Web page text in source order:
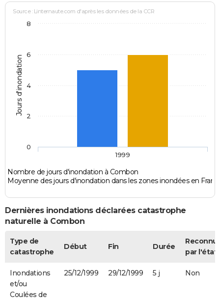
Jours d'inondation
Source : Linternaute.com d'après les données de la CCR
Nombre de jours d'inondation à Combon
Moyenne des jours d'inondation dans les zones inondées en
1999
0
2
4
6
8
Dernières inondations déclarées catastrophe
naturelle à Combon
Type de
catastrophe
Début Fin Durée
par l'état
Inondations
et/ou
Coulées de
25/12/1999 29/12/1999 5 j Non